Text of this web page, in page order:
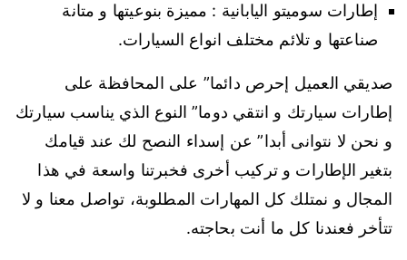
إطارات سوميتو اليابانية : مميزة بنوعيتها و متانة
صناعتها و تلائم مختلف انواع السيارات.
صديقي العميل إحرص دائما” على المحافظة على
إطارات سيارتك و انتقي دوما” النوع الذي يناسب سيارتك
و نحن لا نتوانى أبدا” عن إسداء النصح لك عند قيامك
بتغير الإطارات و تركيب أخرى فخبرتنا واسعة في هذا
المجال و نمتلك كل المهارات المطلوبة، تواصل معنا و لا
تتأخر فعندنا كل ما أنت بحاجته.